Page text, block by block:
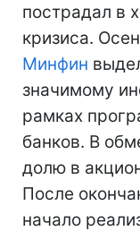
пострадал в
кризиса.
Минфин
значимому
рамках
банков. В
долю в
После
начало